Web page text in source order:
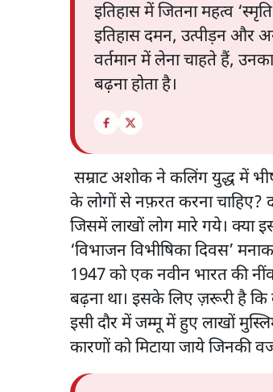
इतिहास में जितना महत्व
इतिहास दमन, उत्पीड़न और
वर्तमान में लेना चाहते हैं,
बढ़ना होता है।
सम्राट अशोक ने कलिंग युद्ध में
के लोगों से नफ़रत करना चाहिए?
जिसमें लाखों लोग मारे गये। क्या
‘विभाजन विभीषिका दिवस’
1947 को एक नवीन भारत की
बढ़ना था। इसके लिए ज़रूरी है
इसी दौर में जम्मू में हुए लाखों
कारणों को मिटाया जाये जिनकी